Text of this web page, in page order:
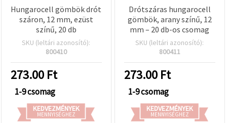
Hungarocell gömbök drót
száron, 12 mm, ezüst
színű, 20 db
SKU (leltári azonosító):
800410
273.00 Ft
1-9 csomag
KEDVEZMÉNYEK
MENNYISÉGHEZ
Drótszáras hungarocell
gömbök, arany színű, 12
mm – 20 db-os csomag
SKU (leltári azonosító):
800411
273.00 Ft
1-9 csomag
KEDVEZMÉNYEK
MENNYISÉGHEZ